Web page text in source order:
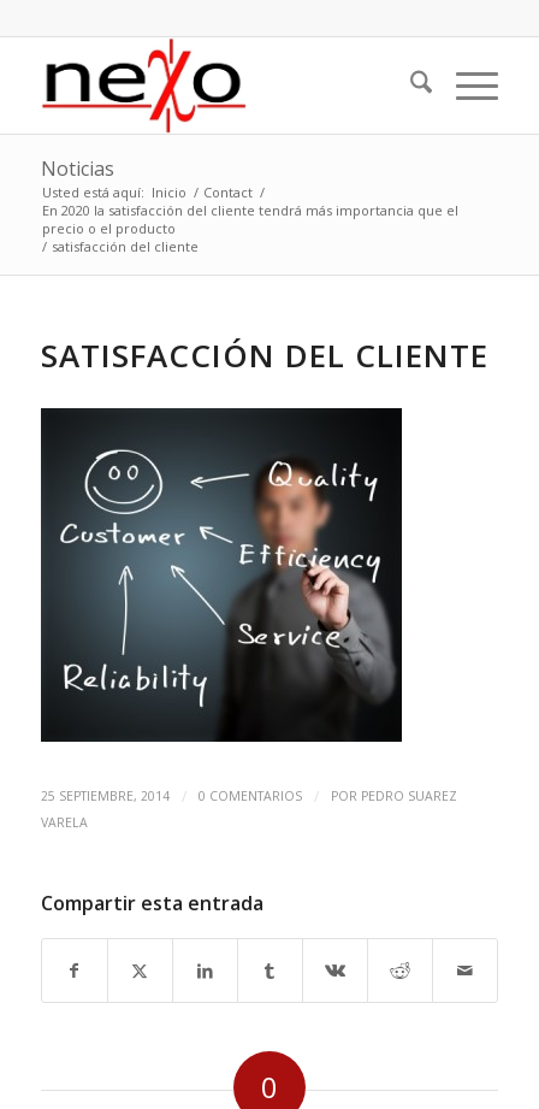
Noticias
Usted está aquí: Inicio / Contact /
En 2020 la satisfacción del cliente tendrá más importancia que el
precio o el producto
/ satisfacción del cliente
SATISFACCIÓN DEL CLIENTE
25 SEPTIEMBRE, 2014 / 0 COMENTARIOS / POR PEDRO SUAREZ
VARELA
Compartir esta entrada
0